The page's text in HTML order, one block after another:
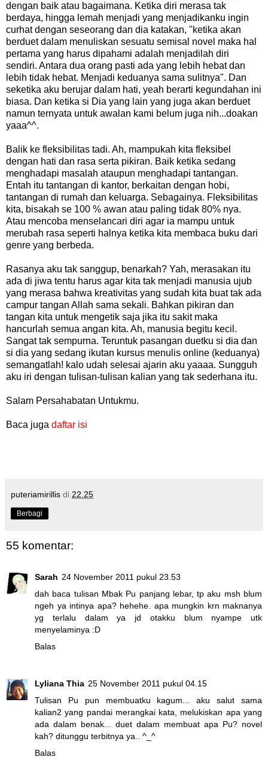
dengan baik atau bagaimana. Ketika diri merasa tak
berdaya, hingga lemah menjadi yang menjadikanku ingin
curhat dengan seseorang dan dia katakan, "ketika akan
berduet dalam menuliskan sesuatu semisal novel maka hal
pertama yang harus dipahami adalah menjadilah diri
sendiri. Antara dua orang pasti ada yang lebih hebat dan
lebih tidak hebat. Menjadi keduanya sama sulitnya". Dan
seketika aku berujar dalam hati, yeah berarti kegundahan ini
biasa. Dan ketika si Dia yang lain yang juga akan berduet
namun ternyata untuk awalan kami belum juga nih...doakan
yaaa^^.
Balik ke fleksibilitas tadi. Ah, mampukah kita fleksibel
dengan hati dan rasa serta pikiran. Baik ketika sedang
menghadapi masalah ataupun menghadapi tantangan.
Entah itu tantangan di kantor, berkaitan dengan hobi,
tantangan di rumah dan keluarga. Sebagainya. Fleksibilitas
kita, bisakah se 100 % awan atau paling tidak 80% nya.
Atau mencoba menselancari diri agar ia mampu untuk
merubah rasa seperti halnya ketika kita membaca buku dari
genre yang berbeda.
Rasanya aku tak sanggup, benarkah? Yah, merasakan itu
ada di jiwa tentu harus agar kita tak menjadi manusia ujub
yang merasa bahwa kreativitas yang sudah kita buat tak ada
campur tangan Allah sama sekali. Bahkan pikiran dan
tangan kita untuk mengetik saja jika itu sakit maka
hancurlah semua angan kita. Ah, manusia begitu kecil.
Sangat tak sempurna. Teruntuk pasangan duetku si dia dan
si dia yang sedang ikutan kursus menulis online (keduanya)
semangatlah! kalo udah selesai ajarin aku yaaaa. Sungguh
aku iri dengan tulisan-tulisan kalian yang tak sederhana itu.
Salam Persahabatan Untukmu.
Baca juga daftar isi
puteriamirillis di 22.25
Berbagi
55 komentar:
Sarah 24 November 2011 pukul 23.53
dah baca tulisan Mbak Pu panjang lebar, tp aku msh blum
ngeh ya intinya apa? hehehe. apa mungkin krn maknanya
yg terlalu dalam ya jd otakku blum nyampe utk
menyelaminya :D
Balas
Lyliana Thia 25 November 2011 pukul 04.15
Tulisan Pu pun membuatku kagum... aku salut sama
kalian2 yang pandai merangkai kata, melukiskan apa yang
ada dalam benak... duet dalam membuat apa Pu? novel
kah? ditunggu terbitnya ya.. ^_^
Balas